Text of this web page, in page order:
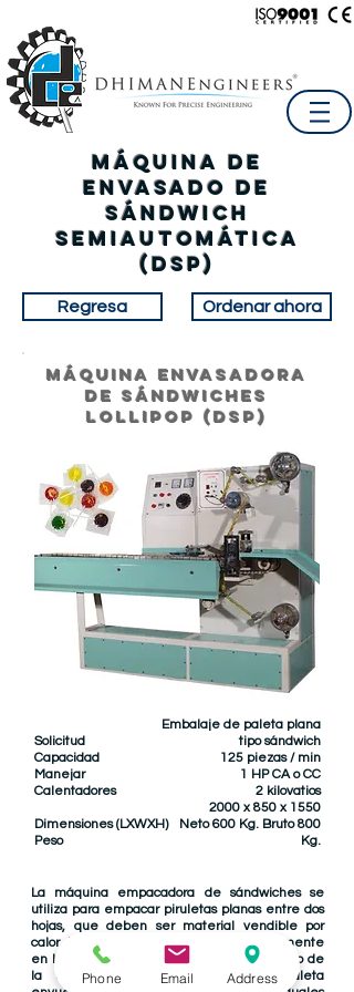
Máquina de
envasado de
sándwich
semiautomática
(DSP)
Regresa Ordenar ahora
Máquina envasadora
de sándwiches
LOLLIPOP (dsp)
Solicitud
Capacidad
Manejar
Calentadores
Dimensiones (LXWXH)
Peso
Embalaje de paleta plana
tipo sándwich
125 piezas / min
1 HP CA o CC
2 kilovatios
2000 x 850 x 1550
Neto 600 Kg. Bruto 800
Kg.
La máquina empacadora de sándwiches se
utiliza para empacar piruletas planas entre dos
hojas, que deben ser material vendible por
calor. El Lollypop debe colocarse manualmente
en la cadena móvil de la máquina y el resto de
la operación es automática. La piruleta
Phone Email Address